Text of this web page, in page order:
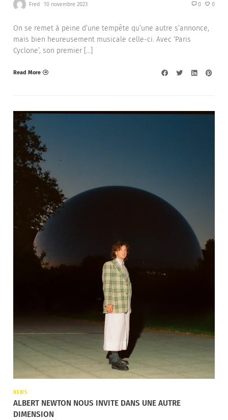
Fred 10 novembre 2023 0 0
On se remet à peine d’une tempête qu’une autre s’annonce,
mais bien heureusement musicale celle-ci. Avec ‘Paris
Cyclone’, son premier […]
Read More
NEWS
ALBERT NEWTON NOUS INVITE DANS UNE AUTRE
DIMENSION